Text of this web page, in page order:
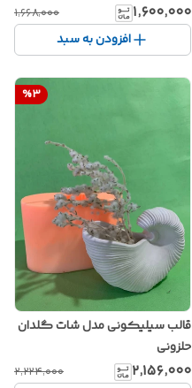
۱٬۶۰۰٬۰۰۰ ۱٬۶۶۸٬۰۰۰
افزودن به سبد
%3
قالب سیلیکونی مدل شات گلدان
حلزونی
۲٬۱۵۶٬۰۰۰ ۲٬۲۲۴٬۰۰۰